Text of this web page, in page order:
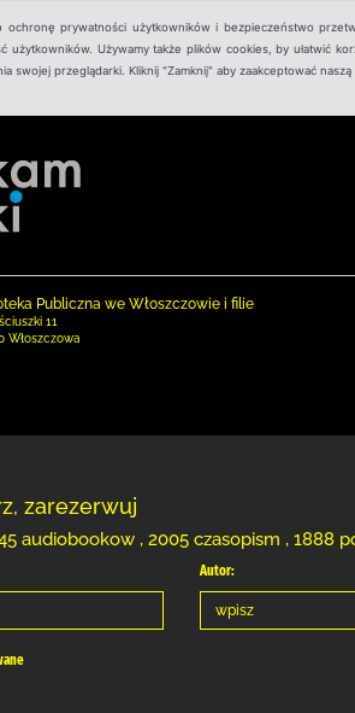
ochronę prywatności użytkowników i bezpieczeństwo
użytkowników. Używamy także plików cookies, by ułatwić
swojej przeglądarki. Kliknij "Zamknij" aby zaakceptować
Publiczna we Włoszczowie i filie
11
Włoszczowa
zarezerwuj
audiobookow , 2005 czasopism , 1888
Autor: